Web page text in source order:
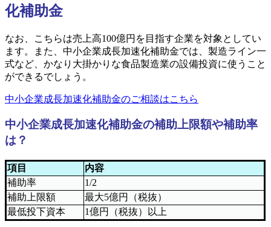
化補助金
なお、こちらは売上高100億円を目指す企業を対象としてい
ます。また、中小企業成長加速化補助金では、製造ライン一
式など、かなり大掛かりな食品製造業の設備投資に使うこと
ができるでしょう。
中小企業成長加速化補助金のご相談はこちら
中小企業成長加速化補助金の補助上限額や補助率
は？
項目
内容
補助率
1/2
補助上限額
最大5億円（税抜）
最低投下資本
1億円（税抜）以上